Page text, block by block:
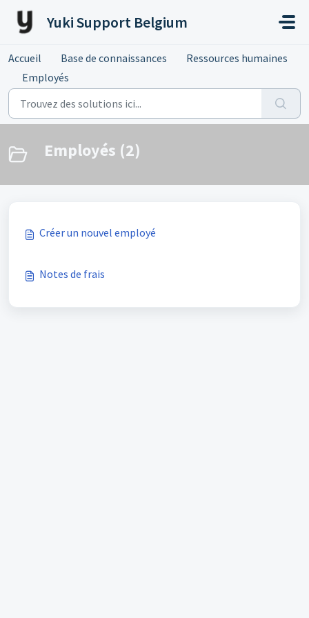
Yuki Support Belgium
Accueil Base de connaissances
Ressources humaines
Employés
Employés (2)
Créer un nouvel employé
Notes de frais